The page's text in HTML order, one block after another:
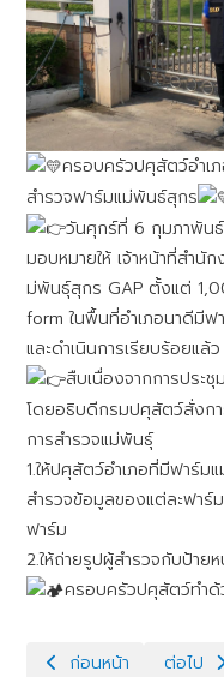
ครอบครัวปศุสัตว์อำเ
สำรวจฟาร์มแม่พันธ์สุกร
วันศุกร์ที่ 6 กุมภาพัน
มอบหมายให้ เจ้าหน้าที่สำนั
ม่พันธุ์สุกร GAP ตั้งแต่
form ในพื้นที่อำเภอนาดีมี
และดำเนินการเรียบร้อยแล้ว
สืบเนื่องจากการประ
โดยอธิบดีกรมปศุสัตว์สั่งก
การสำรวจแม่พันธ์ุ
1.ให้ปศุสัตว์อำเภอที่มีฟาร์
สำรวจข้อมูลของแต่ละฟา
ฟาร์ม
2.ให้ถ่ายรูปผู้สำรวจกับป้า
ครอบครัวปศุสัตว์ทำด้
เนื้อหาก่อนหน้า: สำนักง
ก่อนหน้า เนื้อหา
ต่อไป